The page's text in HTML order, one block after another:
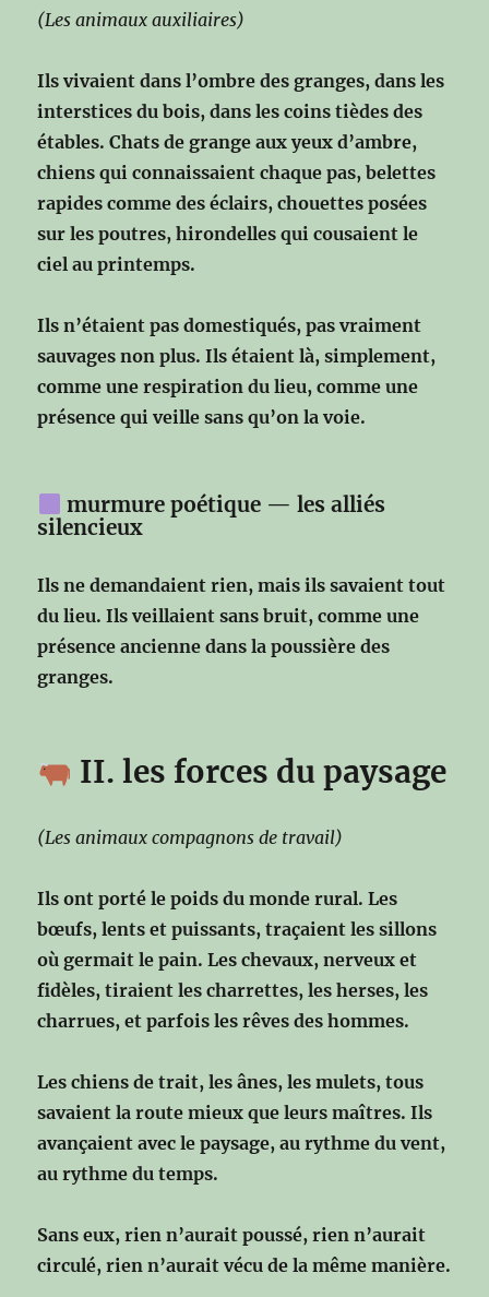
(Les animaux auxiliaires)
Ils vivaient dans l’ombre des granges, dans les
interstices du bois, dans les coins tièdes des
étables. Chats de grange aux yeux d’ambre,
chiens qui connaissaient chaque pas, belettes
rapides comme des éclairs, chouettes posées
sur les poutres, hirondelles qui cousaient le
ciel au printemps.
Ils n’étaient pas domestiqués, pas vraiment
sauvages non plus. Ils étaient là, simplement,
comme une respiration du lieu, comme une
présence qui veille sans qu’on la voie.
murmure poétique — les alliés
silencieux
Ils ne demandaient rien, mais ils savaient tout
du lieu. Ils veillaient sans bruit, comme une
présence ancienne dans la poussière des
granges.
II. les forces du paysage
(Les animaux compagnons de travail)
Ils ont porté le poids du monde rural. Les
bœufs, lents et puissants, traçaient les sillons
où germait le pain. Les chevaux, nerveux et
fidèles, tiraient les charrettes, les herses, les
charrues, et parfois les rêves des hommes.
Les chiens de trait, les ânes, les mulets, tous
savaient la route mieux que leurs maîtres. Ils
avançaient avec le paysage, au rythme du vent,
au rythme du temps.
Sans eux, rien n’aurait poussé, rien n’aurait
circulé, rien n’aurait vécu de la même manière.